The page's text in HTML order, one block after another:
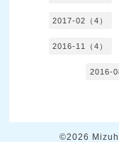
2017-02（4）
2016-11（4）
2016-
©2026